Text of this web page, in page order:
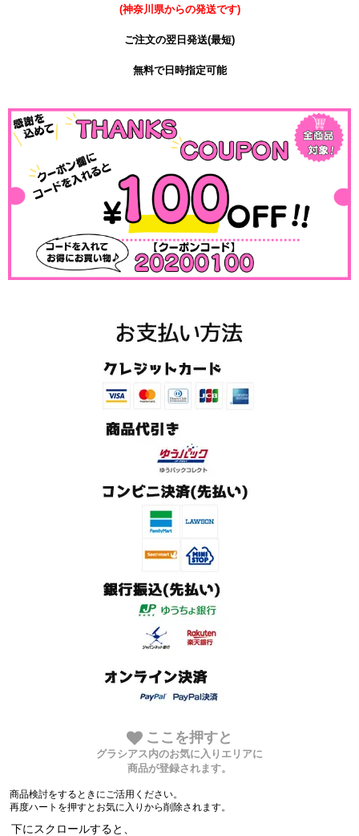
(神奈川県からの発送です)
ご注文の翌日発送(最短)
無料で日時指定可能
ここを押すと
グラシアス内のお気に入りエリアに
商品が登録されます。
商品検討をするときにご活用ください。
再度ハートを押すとお気に入りから削除されます。
下にスクロールすると、